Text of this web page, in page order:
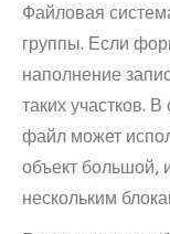
Файловая
группы. Если
наполнение
таких участков.
файл может
объект большой,
нескольким